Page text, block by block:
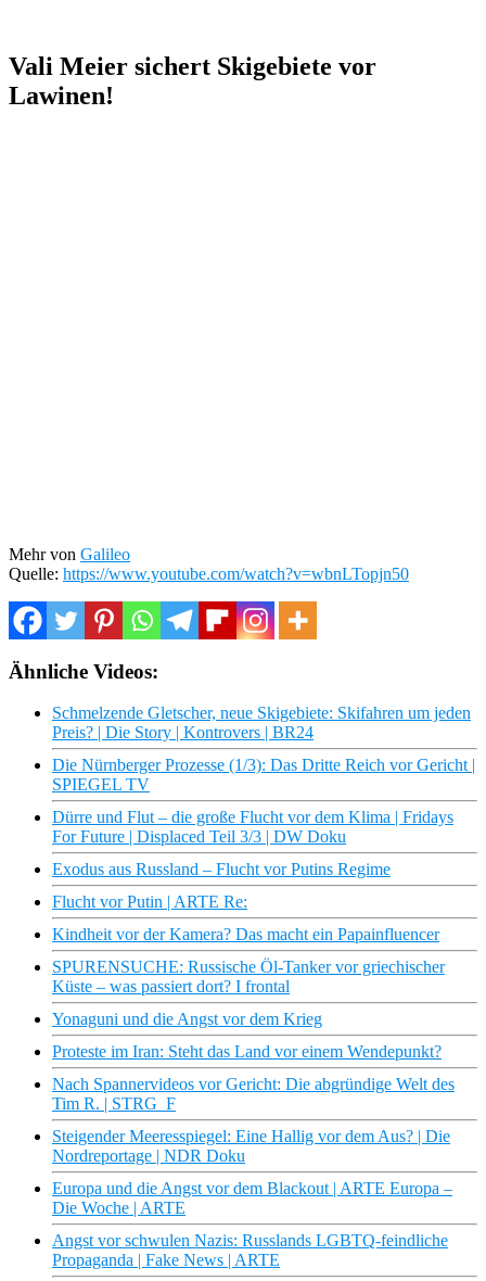
Vali Meier sichert Skigebiete vor
Lawinen!
Mehr von Galileo
Quelle: https://www.youtube.com/watch?v=wbnLTopjn50
Ähnliche Videos:
Schmelzende Gletscher, neue Skigebiete: Skifahren um jeden
Preis? | Die Story | Kontrovers | BR24
Die Nürnberger Prozesse (1/3): Das Dritte Reich vor Gericht |
SPIEGEL TV
Dürre und Flut – die große Flucht vor dem Klima | Fridays
For Future | Displaced Teil 3/3 | DW Doku
Exodus aus Russland – Flucht vor Putins Regime
Flucht vor Putin | ARTE Re:
Kindheit vor der Kamera? Das macht ein Papainfluencer
SPURENSUCHE: Russische Öl-Tanker vor griechischer
Küste – was passiert dort? I frontal
Yonaguni und die Angst vor dem Krieg
Proteste im Iran: Steht das Land vor einem Wendepunkt?
Nach Spannervideos vor Gericht: Die abgründige Welt des
Tim R. | STRG_F
Steigender Meeresspiegel: Eine Hallig vor dem Aus? | Die
Nordreportage | NDR Doku
Europa und die Angst vor dem Blackout | ARTE Europa –
Die Woche | ARTE
Angst vor schwulen Nazis: Russlands LGBTQ-feindliche
Propaganda | Fake News | ARTE